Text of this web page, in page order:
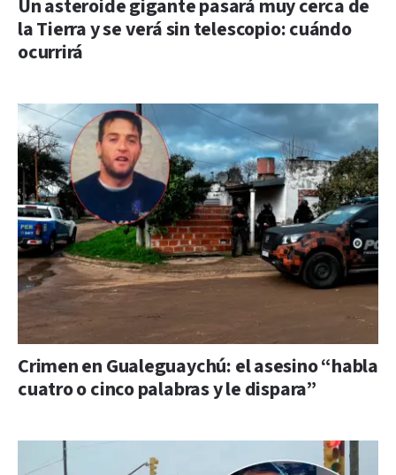
Un asteroide gigante pasará muy cerca de
la Tierra y se verá sin telescopio: cuándo
ocurrirá
Crimen en Gualeguaychú: el asesino “habla
cuatro o cinco palabras y le dispara”